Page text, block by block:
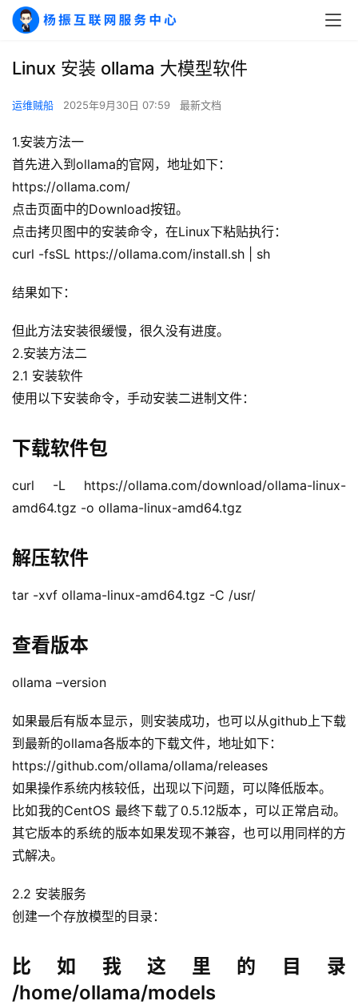
A
Linux 安装 ollama 大模型软件
运维贼船 2025年9月30日 07:59 最新文档
1.安装方法一
首先进入到ollama的官网，地址如下：
https://ollama.com/
点击页面中的Download按钮。
点击拷贝图中的安装命令，在Linux下粘贴执行：
curl -fsSL https://ollama.com/install.sh | sh
结果如下：
但此方法安装很缓慢，很久没有进度。
2.安装方法二
2.1 安装软件
使用以下安装命令，手动安装二进制文件：
下载软件包
curl -L https://ollama.com/download/ollama-linux-
amd64.tgz -o ollama-linux-amd64.tgz
解压软件
tar -xvf ollama-linux-amd64.tgz -C /usr/
查看版本
ollama –version
如果最后有版本显示，则安装成功，也可以从github上下载
到最新的ollama各版本的下载文件，地址如下：
https://github.com/ollama/ollama/releases
如果操作系统内核较低，出现以下问题，可以降低版本。
比如我的CentOS 最终下载了0.5.12版本，可以正常启动。
其它版本的系统的版本如果发现不兼容，也可以用同样的方
式解决。
2.2 安装服务
创建一个存放模型的目录：
比如我这里的目录
/home/ollama/models